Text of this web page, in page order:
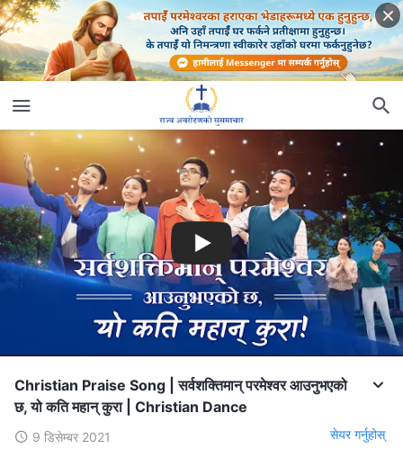
Christian Praise Song | सर्वशक्तिमान्‌ परमेश्‍वर आउनुभएको
छ, यो कति महान् कुरा | Christian Dance
9 डिसेम्बर 2021 सेयर गर्नुहोस्